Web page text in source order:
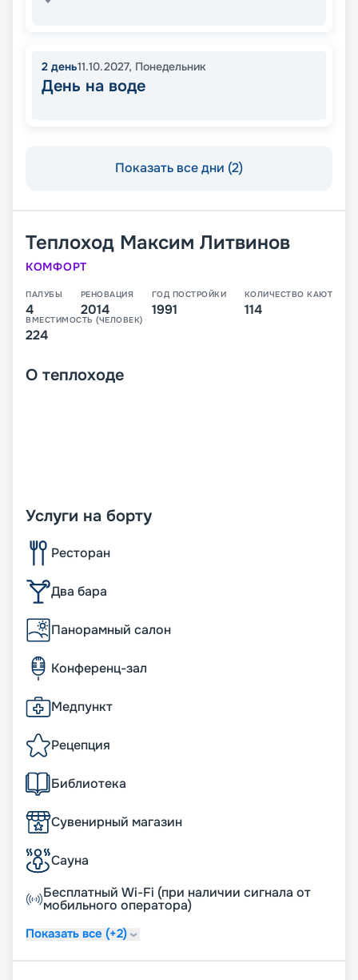
2 день11.10.2027, Понедельник
День на воде
Показать все дни (2)
Теплоход Максим Литвинов
КОМФОРТ
ПАЛУБЫ
4
РЕНОВАЦИЯ
2014
ГОД ПОСТРОЙКИ
1991
КОЛИЧЕСТВО КАЮТ
114
ВМЕСТИМОСТЬ (ЧЕЛОВЕК)
224
О теплоходе
Услуги на борту
Ресторан
Два бара
Панорамный салон
Конференц-зал
Медпункт
Рецепция
Библиотека
Сувенирный магазин
Сауна
Бесплатный Wi-Fi (при наличии сигнала от
мобильного оператора)
Показать все (+2)